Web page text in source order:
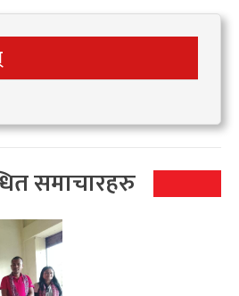
समाचारहरु